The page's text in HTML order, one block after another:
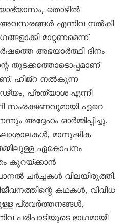
തൊഴിൽ
അവസരങ്ങൾ എന്നിവ നൽകി
മാറ്റണമെന്ന്
അഭയാർത്ഥി ദിനം
തുടക്കത്തോടൊപ്പമാണ്
ഹിജ്‌റ നൽകുന്ന
പ്രത്യാശ എന്നീ
സംരക്ഷണവുമായി ഏറെ
അദ്ദേഹം ഓർമ്മിപ്പിച്ചു.
മാനുഷിക
ഏകോപനം
കുറയ്ക്കാൻ
ചർച്ചകൾ വിലയിരുത്തി.
കഥകൾ, വിവിധ
പ്രവർത്തനങ്ങൾ,
പരിപാടിയുടെ ഭാഗമായി